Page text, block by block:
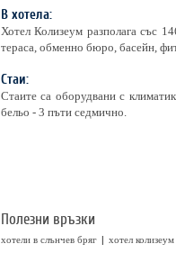
В хотела:
Хотел Колизеум разполага със
тераса, обменно бюро, басейн,
Стаи:
Стаите са оборудвани с
бельо - 3 пъти седмично.
Полезни връзки
хотели в слънчев бряг | хотел